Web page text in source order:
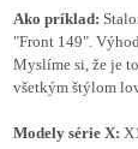
Ako príklad:
"Front 149".
Myslíme si, že je
všetkým štýlom
Modely série X: